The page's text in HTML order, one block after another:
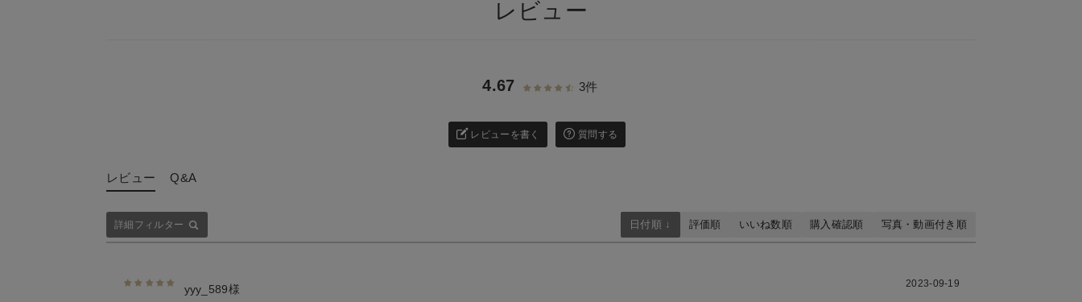
レビュー
4.67 3件
レビューを書く 質問する
レビュー Q&A
詳細フィルター 日付順 ↓ 評価順 いいね数順 購入確認順 写真・動画付き順
yyy_589様 2023-09-19